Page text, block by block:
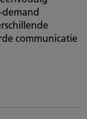
communicatie